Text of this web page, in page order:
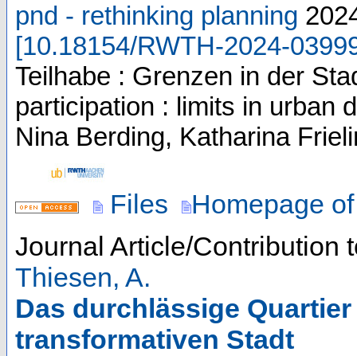
pnd - rethinking planning
[10.18154/RWTH-2024-
Teilhabe : Grenzen in der
participation : limits in urban
Nina Berding, Katharina
Files
Homepage
Journal Article/Contribution
Thiesen, A.
Das durchlässige
transformativen Stadt